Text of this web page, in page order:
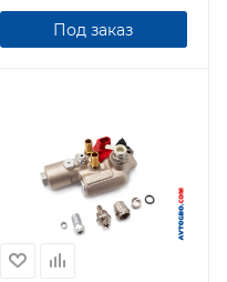
Под заказ